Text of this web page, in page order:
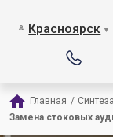
Красноярск ▼
Главная /
Замена стоковых